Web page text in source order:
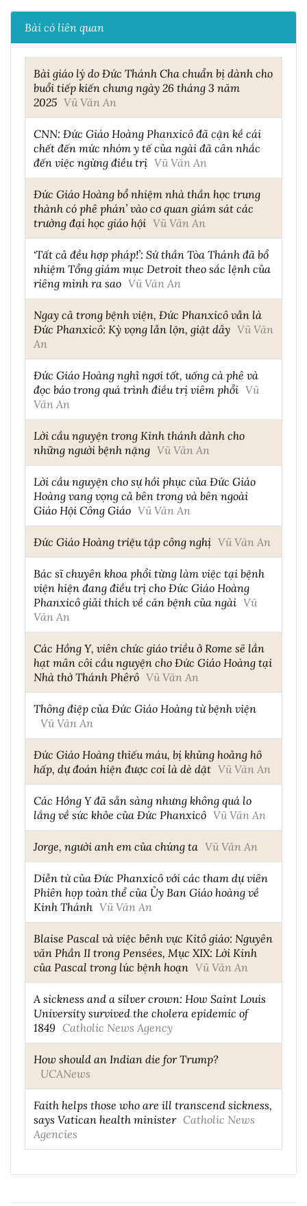
Bài có liên quan
Bài giáo lý do Đức Thánh Cha chuẩn bị dành cho
buổi tiếp kiến chung ngày 26 tháng 3 năm
2025 Vũ Văn An
CNN: Đức Giáo Hoàng Phanxicô đã cận kề cái
chết đến mức nhóm y tế của ngài đã cân nhắc
đến việc ngừng điều trị Vũ Văn An
Đức Giáo Hoàng bổ nhiệm nhà thần học trung
thành có phê phán’ vào cơ quan giám sát các
trường đại học giáo hội Vũ Văn An
‘Tất cả đều hợp pháp!’: Sứ thần Tòa Thánh đã bổ
nhiệm Tổng giám mục Detroit theo sắc lệnh của
riêng mình ra sao Vũ Văn An
Ngay cả trong bệnh viện, Đức Phanxicô vẫn là
Đức Phanxicô: Kỳ vọng lẫn lộn, giật dây Vũ Văn
An
Đức Giáo Hoàng nghỉ ngơi tốt, uống cà phê và
đọc báo trong quá trình điều trị viêm phổi Vũ
Văn An
Lời cầu nguyện trong Kinh thánh dành cho
những người bệnh nặng Vũ Văn An
Lời cầu nguyện cho sự hồi phục của Đức Giáo
Hoàng vang vọng cả bên trong và bên ngoài
Giáo Hội Công Giáo Vũ Văn An
Đức Giáo Hoàng triệu tập công nghị Vũ Văn An
Bác sĩ chuyên khoa phổi từng làm việc tại bệnh
viện hiện đang điều trị cho Đức Giáo Hoàng
Phanxicô giải thích về căn bệnh của ngài Vũ
Văn An
Các Hồng Y, viên chức giáo triều ở Rome sẽ lần
hạt mân côi cầu nguyện cho Đức Giáo Hoàng tại
Nhà thờ Thánh Phêrô Vũ Văn An
Thông điệp của Đức Giáo Hoàng từ bệnh viện
Vũ Văn An
Đức Giáo Hoàng thiếu máu, bị khủng hoảng hô
hấp, dự đoán hiện được coi là dè dặt Vũ Văn An
Các Hồng Y đã sẵn sàng nhưng không quá lo
lắng về sức khỏe của Đức Phanxicô Vũ Văn An
Jorge, người anh em của chúng ta Vũ Văn An
Diễn từ của Đức Phanxicô với các tham dự viên
Phiên họp toàn thể của Ủy Ban Giáo hoàng về
Kinh Thánh Vũ Văn An
Blaise Pascal và việc bênh vực Kitô giáo: Nguyên
văn Phần II trong Pensées, Mục XIX: Lời Kinh
của Pascal trong lúc bệnh hoạn Vũ Văn An
A sickness and a silver crown: How Saint Louis
University survived the cholera epidemic of
1849 Catholic News Agency
How should an Indian die for Trump?
UCANews
Faith helps those who are ill transcend sickness,
says Vatican health minister Catholic News
Agencies